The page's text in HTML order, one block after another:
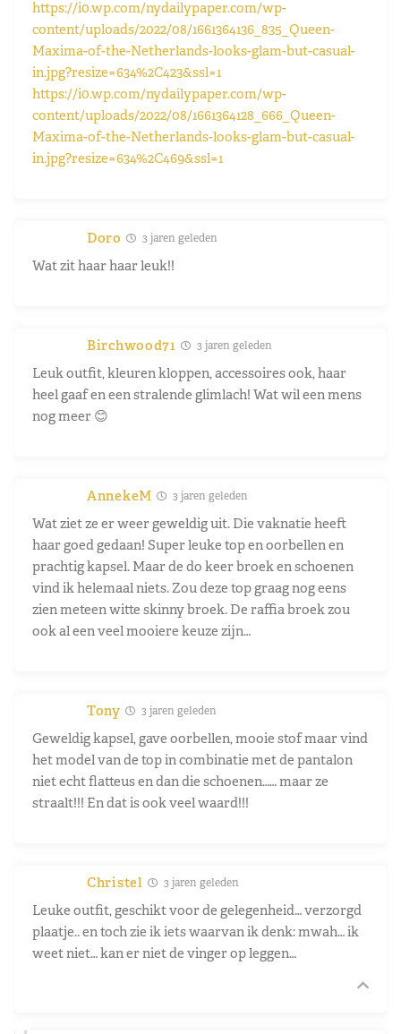
https://i0.wp.com/nydailypaper.com/wp-
content/uploads/2022/08/1661364136_835_Queen-
Maxima-of-the-Netherlands-looks-glam-but-casual-
in.jpg?resize=634%2C423&ssl=1
https://i0.wp.com/nydailypaper.com/wp-
content/uploads/2022/08/1661364128_666_Queen-
Maxima-of-the-Netherlands-looks-glam-but-casual-
in.jpg?resize=634%2C469&ssl=1
Doro 3 jaren geleden
Wat zit haar haar leuk!!
Birchwood71 3 jaren geleden
Leuk outfit, kleuren kloppen, accessoires ook, haar
heel gaaf en een stralende glimlach! Wat wil een mens
nog meer 😊
AnnekeM 3 jaren geleden
Wat ziet ze er weer geweldig uit. Die vaknatie heeft
haar goed gedaan! Super leuke top en oorbellen en
prachtig kapsel. Maar de do keer broek en schoenen
vind ik helemaal niets. Zou deze top graag nog eens
zien meteen witte skinny broek. De raffia broek zou
ook al een veel mooiere keuze zijn…
Tony 3 jaren geleden
Geweldig kapsel, gave oorbellen, mooie stof maar vind
het model van de top in combinatie met de pantalon
niet echt flatteus en dan die schoenen…… maar ze
straalt!!! En dat is ook veel waard!!!
Christel 3 jaren geleden
Leuke outfit, geschikt voor de gelegenheid… verzorgd
plaatje.. en toch zie ik iets waarvan ik denk: mwah… ik
weet niet… kan er niet de vinger op leggen…